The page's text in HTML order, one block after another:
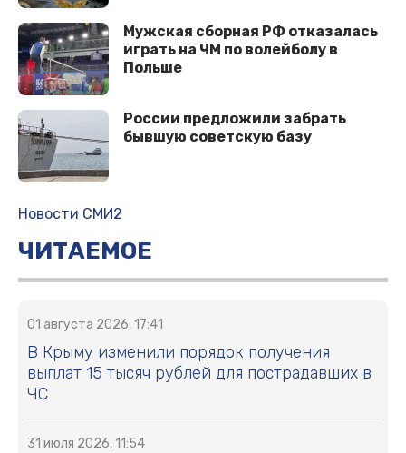
Мужская сборная РФ отказалась
играть на ЧМ по волейболу в
Польше
России предложили забрать
бывшую советскую базу
Новости СМИ2
ЧИТАЕМОЕ
01 августа 2026, 17:41
В Крыму изменили порядок получения
выплат 15 тысяч рублей для пострадавших в
ЧС
31 июля 2026, 11:54